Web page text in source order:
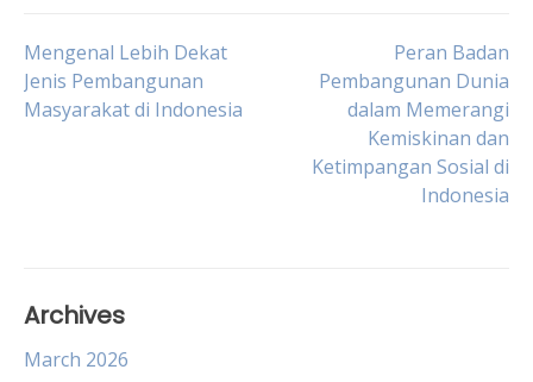
Post
navigation
Mengenal Lebih Dekat
Jenis Pembangunan
Masyarakat di Indonesia
Peran Badan
Pembangunan Dunia
dalam Memerangi
Kemiskinan dan
Ketimpangan Sosial di
Indonesia
Archives
March 2026